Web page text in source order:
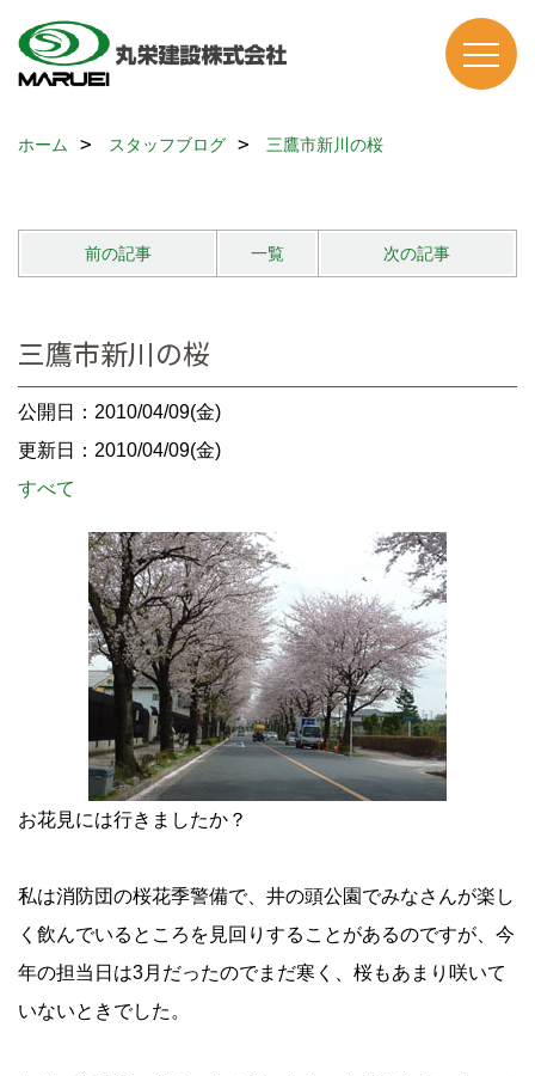
ホーム スタッフブログ 三鷹市新川の桜
前の記事 一覧 次の記事
三鷹市新川の桜
公開日：2010/04/09(金)
更新日：2010/04/09(金)
すべて
お花見には行きましたか？
私は消防団の桜花季警備で、井の頭公園でみなさんが楽し
く飲んでいるところを見回りすることがあるのですが、今
年の担当日は3月だったのでまだ寒く、桜もあまり咲いて
いないときでした。